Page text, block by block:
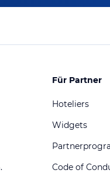
Für Partner
Hoteliers
Widgets
Code of